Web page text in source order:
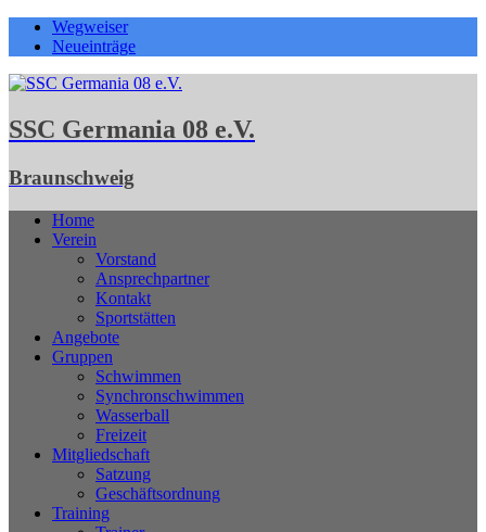
Wegweiser
Neueinträge
SSC Germania 08 e.V.
Braunschweig
Home
Verein
Vorstand
Ansprechpartner
Kontakt
Sportstätten
Angebote
Gruppen
Schwimmen
Synchronschwimmen
Wasserball
Freizeit
Mitgliedschaft
Satzung
Geschäftsordnung
Training